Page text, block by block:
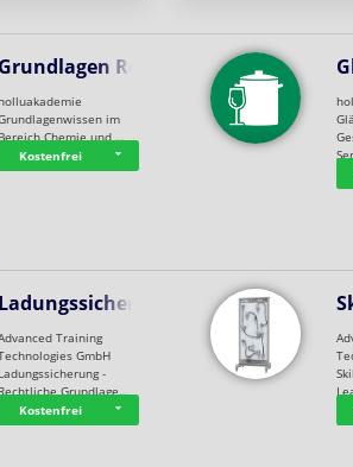
Grundlagen Rein…
im
Chemie und …
Kostenfrei
Ladungssicherung
Training
GmbH
Ladungssicherung -
Grundlage…
Kostenfrei